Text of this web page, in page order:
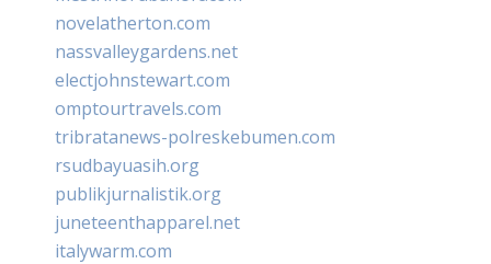
novelatherton.com
nassvalleygardens.net
electjohnstewart.com
omptourtravels.com
tribratanews-polreskebumen.com
rsudbayuasih.org
publikjurnalistik.org
juneteenthapparel.net
italywarm.com